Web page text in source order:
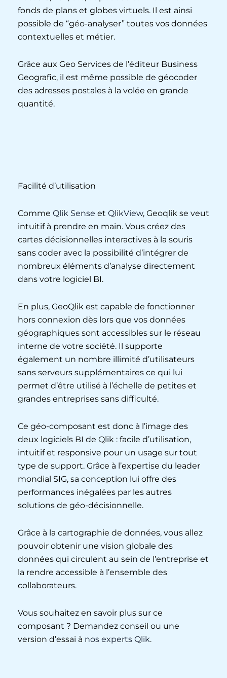
fonds de plans et globes virtuels. Il est ainsi
possible de “géo-analyser” toutes vos données
contextuelles et métier.
Grâce aux Geo Services de l’éditeur Business
Geografic, il est même possible de géocoder
des adresses postales à la volée en grande
quantité.
Facilité d’utilisation
Comme Qlik Sense et QlikView, Geoqlik se veut
intuitif à prendre en main. Vous créez des
cartes décisionnelles interactives à la souris
sans coder avec la possibilité d’intégrer de
nombreux éléments d’analyse directement
dans votre logiciel BI.
En plus, GeoQlik est capable de fonctionner
hors connexion dès lors que vos données
géographiques sont accessibles sur le réseau
interne de votre société. Il supporte
également un nombre illimité d’utilisateurs
sans serveurs supplémentaires ce qui lui
permet d’être utilisé à l’échelle de petites et
grandes entreprises sans difficulté.
Ce géo-composant est donc à l’image des
deux logiciels BI de Qlik : facile d’utilisation,
intuitif et responsive pour un usage sur tout
type de support. Grâce à l’expertise du leader
mondial SIG, sa conception lui offre des
performances inégalées par les autres
solutions de géo-décisionnelle.
Grâce à la cartographie de données, vous allez
pouvoir obtenir une vision globale des
données qui circulent au sein de l’entreprise et
la rendre accessible à l’ensemble des
collaborateurs.
Vous souhaitez en savoir plus sur ce
composant ? Demandez conseil ou une
version d’essai à nos experts Qlik.